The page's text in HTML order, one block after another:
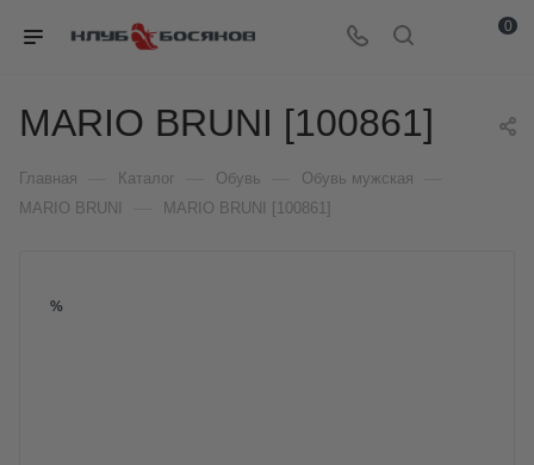
0
MARIO BRUNI [100861]
Главная Каталог Обувь Обувь мужская
MARIO BRUNI MARIO BRUNI [100861]
%